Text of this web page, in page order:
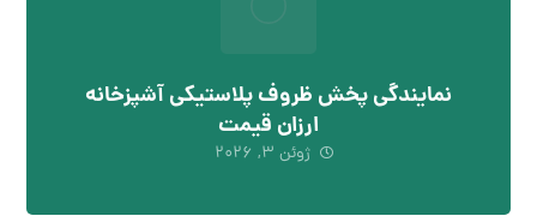
نمایندگی پخش ظروف پلاستیکی آشپزخانه
ارزان قیمت
ژوئن ۳, ۲۰۲۶